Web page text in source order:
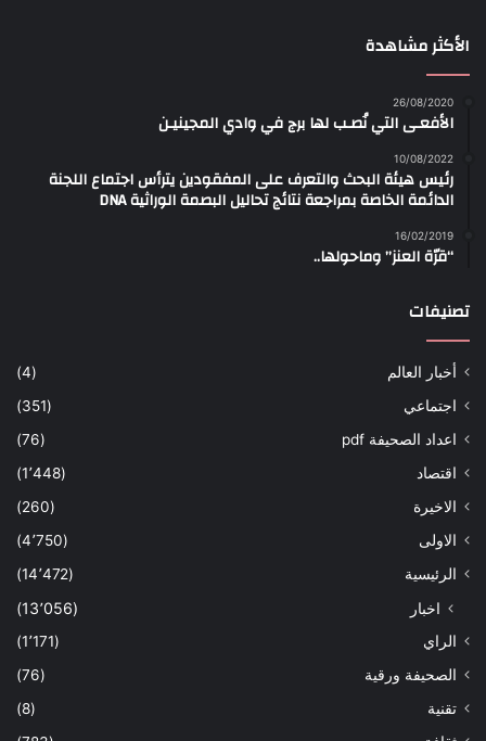
الأكثر مشاهدة
26/08/2020
الأفعـى التي نُصـب لها برج في وادي المجينيـن
10/08/2022
رئيس هيئة البحث والتعرف على المفقودين يترأس اجتماع اللجنة
الدائمة الخاصة بمراجعة نتائج تحاليل البصمة الوراثية DNA
16/02/2019
“قرّة العنز” وماحولها..
تصنيفات
أخبار العالم
(4)
اجتماعي
(351)
اعداد الصحيفة pdf
(76)
اقتصاد
(1٬448)
الاخيرة
(260)
الاولى
(4٬750)
الرئيسية
(14٬472)
اخبار (13٬056)
الراي
(1٬171)
الصحيفة ورقية
(76)
تقنية
(8)